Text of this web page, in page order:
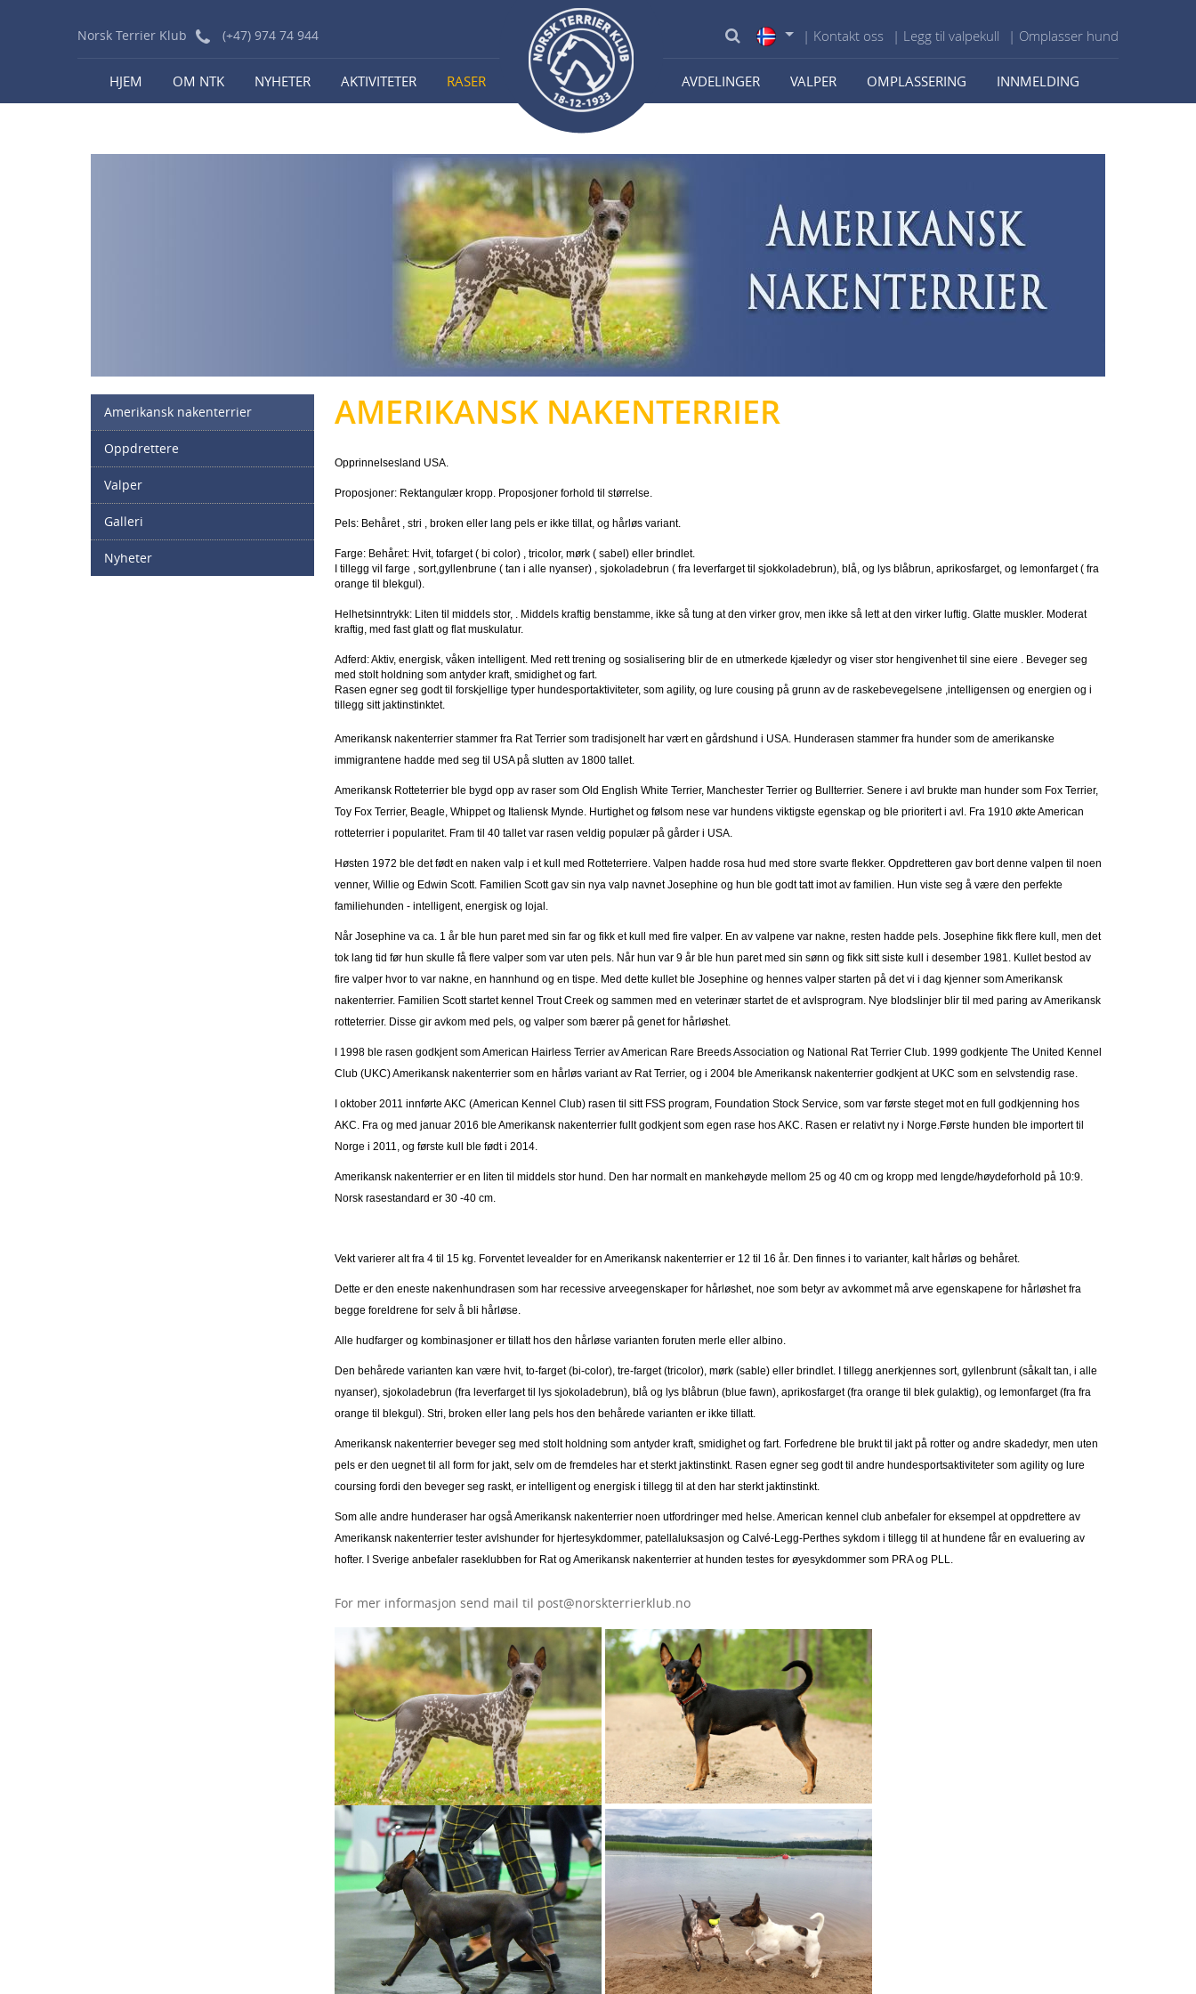
Norsk Terrier Klub (+47) 974 74 944 | Kontakt oss | Legg til valpekull | Omplasser hund
HJEM OM NTK NYHETER AKTIVITETER RASER AVDELINGER VALPER OMPLASSERING INNMELDING
Amerikansk nakenterrier
Oppdrettere
Valper
Galleri
Nyheter
AMERIKANSK NAKENTERRIER
Opprinnelsesland USA.
Proposjoner: Rektangulær kropp. Proposjoner forhold til størrelse.
Pels: Behåret , stri , broken eller lang pels er ikke tillat, og hårløs variant.
Farge: Behåret: Hvit, tofarget ( bi color) , tricolor, mørk ( sabel) eller brindlet.
I tillegg vil farge , sort,gyllenbrune ( tan i alle nyanser) , sjokoladebrun ( fra leverfarget til sjokkoladebrun), blå, og lys blåbrun, aprikosfarget, og lemonfarget ( fra
orange til blekgul).
Helhetsinntrykk: Liten til middels stor, . Middels kraftig benstamme, ikke så tung at den virker grov, men ikke så lett at den virker luftig. Glatte muskler. Moderat
kraftig, med fast glatt og flat muskulatur.
Adferd: Aktiv, energisk, våken intelligent. Med rett trening og sosialisering blir de en utmerkede kjæledyr og viser stor hengivenhet til sine eiere . Beveger seg
med stolt holdning som antyder kraft, smidighet og fart.
Rasen egner seg godt til forskjellige typer hundesportaktiviteter, som agility, og lure cousing på grunn av de raskebevegelsene ,intelligensen og energien og i
tillegg sitt jaktinstinktet.
Amerikansk nakenterrier stammer fra Rat Terrier som tradisjonelt har vært en gårdshund i USA. Hunderasen stammer fra hunder som de amerikanske
immigrantene hadde med seg til USA på slutten av 1800 tallet.
Amerikansk Rotteterrier ble bygd opp av raser som Old English White Terrier, Manchester Terrier og Bullterrier. Senere i avl brukte man hunder som Fox Terrier,
Toy Fox Terrier, Beagle, Whippet og Italiensk Mynde. Hurtighet og følsom nese var hundens viktigste egenskap og ble prioritert i avl. Fra 1910 økte American
rotteterrier i popularitet. Fram til 40 tallet var rasen veldig populær på gårder i USA.
Høsten 1972 ble det født en naken valp i et kull med Rotteterriere. Valpen hadde rosa hud med store svarte flekker. Oppdretteren gav bort denne valpen til noen
venner, Willie og Edwin Scott. Familien Scott gav sin nya valp navnet Josephine og hun ble godt tatt imot av familien. Hun viste seg å være den perfekte
familiehunden - intelligent, energisk og lojal.
Når Josephine va ca. 1 år ble hun paret med sin far og fikk et kull med fire valper. En av valpene var nakne, resten hadde pels. Josephine fikk flere kull, men det
tok lang tid før hun skulle få flere valper som var uten pels. Når hun var 9 år ble hun paret med sin sønn og fikk sitt siste kull i desember 1981. Kullet bestod av
fire valper hvor to var nakne, en hannhund og en tispe. Med dette kullet ble Josephine og hennes valper starten på det vi i dag kjenner som Amerikansk
nakenterrier. Familien Scott startet kennel Trout Creek og sammen med en veterinær startet de et avlsprogram. Nye blodslinjer blir til med paring av Amerikansk
rotteterrier. Disse gir avkom med pels, og valper som bærer på genet for hårløshet.
I 1998 ble rasen godkjent som American Hairless Terrier av American Rare Breeds Association og National Rat Terrier Club. 1999 godkjente The United Kennel
Club (UKC) Amerikansk nakenterrier som en hårløs variant av Rat Terrier, og i 2004 ble Amerikansk nakenterrier godkjent at UKC som en selvstendig rase.
I oktober 2011 innførte AKC (American Kennel Club) rasen til sitt FSS program, Foundation Stock Service, som var første steget mot en full godkjenning hos
AKC. Fra og med januar 2016 ble Amerikansk nakenterrier fullt godkjent som egen rase hos AKC. Rasen er relativt ny i Norge.Første hunden ble importert til
Norge i 2011, og første kull ble født i 2014.
Amerikansk nakenterrier er en liten til middels stor hund. Den har normalt en mankehøyde mellom 25 og 40 cm og kropp med lengde/høydeforhold på 10:9.
Norsk rasestandard er 30 -40 cm.
Vekt varierer alt fra 4 til 15 kg. Forventet levealder for en Amerikansk nakenterrier er 12 til 16 år. Den finnes i to varianter, kalt hårløs og behåret.
Dette er den eneste nakenhundrasen som har recessive arveegenskaper for hårløshet, noe som betyr av avkommet må arve egenskapene for hårløshet fra
begge foreldrene for selv å bli hårløse.
Alle hudfarger og kombinasjoner er tillatt hos den hårløse varianten foruten merle eller albino.
Den behårede varianten kan være hvit, to-farget (bi-color), tre-farget (tricolor), mørk (sable) eller brindlet. I tillegg anerkjennes sort, gyllenbrunt (såkalt tan, i alle
nyanser), sjokoladebrun (fra leverfarget til lys sjokoladebrun), blå og lys blåbrun (blue fawn), aprikosfarget (fra orange til blek gulaktig), og lemonfarget (fra fra
orange til blekgul). Stri, broken eller lang pels hos den behårede varianten er ikke tillatt.
Amerikansk nakenterrier beveger seg med stolt holdning som antyder kraft, smidighet og fart. Forfedrene ble brukt til jakt på rotter og andre skadedyr, men uten
pels er den uegnet til all form for jakt, selv om de fremdeles har et sterkt jaktinstinkt. Rasen egner seg godt til andre hundesportsaktiviteter som agility og lure
coursing fordi den beveger seg raskt, er intelligent og energisk i tillegg til at den har sterkt jaktinstinkt.
Som alle andre hunderaser har også Amerikansk nakenterrier noen utfordringer med helse. American kennel club anbefaler for eksempel at oppdrettere av
Amerikansk nakenterrier tester avlshunder for hjertesykdommer, patellaluksasjon og Calvé-Legg-Perthes sykdom i tillegg til at hundene får en evaluering av
hofter. I Sverige anbefaler raseklubben for Rat og Amerikansk nakenterrier at hunden testes for øyesykdommer som PRA og PLL.
For mer informasjon send mail til post@norskterrierklub.no